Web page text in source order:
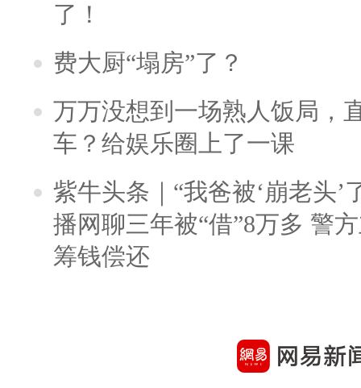
了！
费大厨“塌房”了？
万万没想到一场熟人饭局，
车？给娱乐圈上了一课
紫牛头条｜“我爸被‘崩老头’
播网聊三年被“借”8万多 警
筹钱偿还